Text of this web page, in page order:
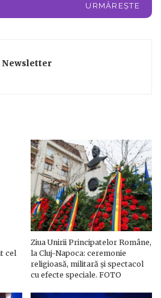
URMĂREȘTE
Newsletter
cel
Ziua Unirii Principatelor Române,
la Cluj-Napoca: ceremonie
religioasă, militară și spectacol
cu efecte speciale. FOTO